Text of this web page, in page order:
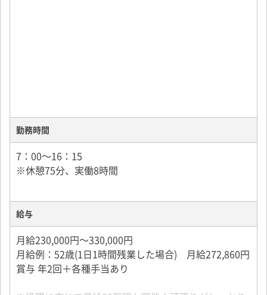
勤務時間
7：00～16：15
※休憩75分、実働8時間
給与
月給230,000円～330,000円
月給例：52歳(1日1時間残業した場合) 月給272,860円
賞与 年2回＋各種手当あり